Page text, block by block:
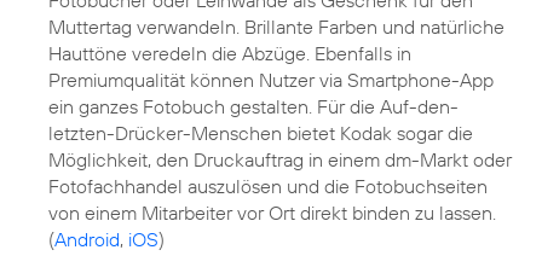
Muttertag verwandeln. Brillante Farben und natürliche
Hauttöne veredeln die Abzüge. Ebenfalls in
Premiumqualität können Nutzer via Smartphone-App
ein ganzes Fotobuch gestalten. Für die Auf-den-
letzten-Drücker-Menschen bietet Kodak sogar die
Möglichkeit, den Druckauftrag in einem dm-Markt oder
Fotofachhandel auszulösen und die Fotobuchseiten
von einem Mitarbeiter vor Ort direkt binden zu lassen.
(Android, iOS)